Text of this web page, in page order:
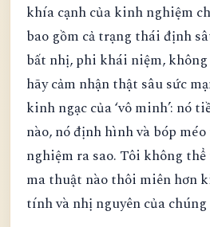
khía cạnh của kinh nghiệm
bao gồm cả trạng thái định
bất nhị, phi khái niệm,
hãy cảm nhận thật sâu sức
kinh ngạc của ‘vô minh’: nó
nào, nó định hình và bóp
nghiệm ra sao. Tôi không
ma thuật nào thôi miên hơn
tính và nhị nguyên của chúng